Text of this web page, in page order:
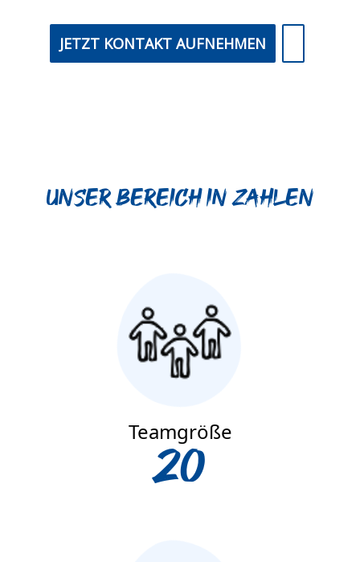
JETZT KONTAKT AUFNEHMEN
Unser Bereich in Zahlen
Teamgröße
20